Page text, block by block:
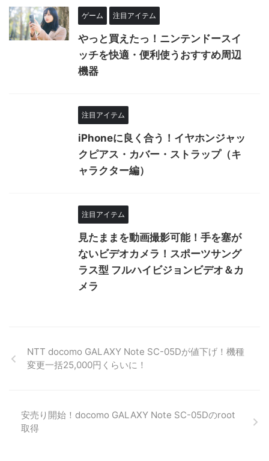
ゲーム 注目アイテム
やっと買えたっ！ニンテンドースイ
ッチを快適・便利使うおすすめ周辺
機器
注目アイテム
iPhoneに良く合う！イヤホンジャッ
クピアス・カバー・ストラップ（キ
ャラクター編）
注目アイテム
見たままを動画撮影可能！手を塞が
ないビデオカメラ！スポーツサング
ラス型 フルハイビジョンビデオ＆カ
メラ
NTT docomo GALAXY Note SC-05Dが値下げ！機種
変更一括25,000円くらいに！
安売り開始！docomo GALAXY Note SC-05Dのroot
取得